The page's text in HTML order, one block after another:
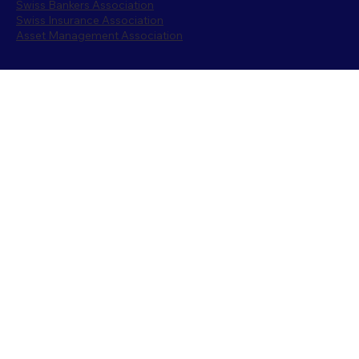
Swiss Bankers Association
Swiss Insurance Association
Asset Management Association